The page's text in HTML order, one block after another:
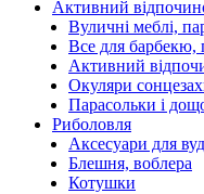
Активний
Вуличні меблі,
Все для барбекю,
Активний
Окуляри
Парасольки і
Риболовля
Аксесуари для
Блешня, воблера
Котушки